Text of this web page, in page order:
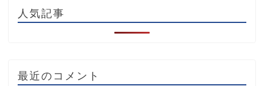
人気記事
最近のコメント